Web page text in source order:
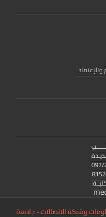
وشبكة الاتصالات - جامعة